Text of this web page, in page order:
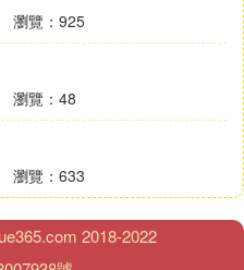
虛擬貨幣不是貨幣當局
等貨幣屬性，並不是真
幣等同的法律地位，不
通使用，公民投資和交
商業銀行、存款人和其
銀行的行為，提高信貸
障商業銀行的穩健運
瀏覽：925
瀏覽：48
瀏覽：633
2018-2022